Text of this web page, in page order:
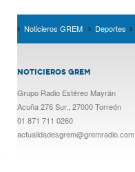
Noticieros GREM Deportes
NOTICIEROS GREM
Grupo Radio Estéreo Mayrán
Acuña 276 Sur., 27000 Torreón
01 871 711 0260